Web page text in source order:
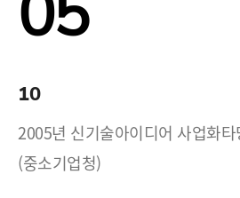
10
2005년 신기술아이디어 사업화
(중소기업청)